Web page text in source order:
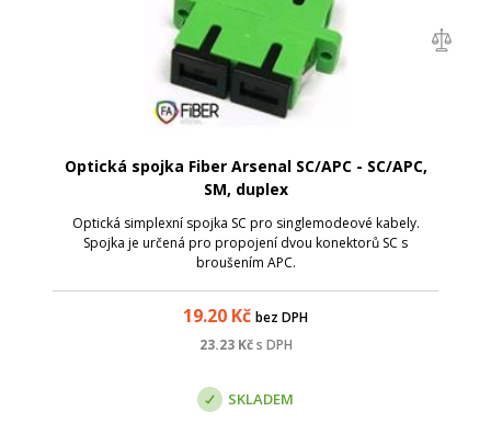
Optická spojka Fiber Arsenal SC/APC - SC/APC,
SM, duplex
Optická simplexní spojka SC pro singlemodeové kabely.
Spojka je určená pro propojení dvou konektorů SC s
broušením APC.
19.20 Kč bez DPH
23.23Kč s DPH
SKLADEM